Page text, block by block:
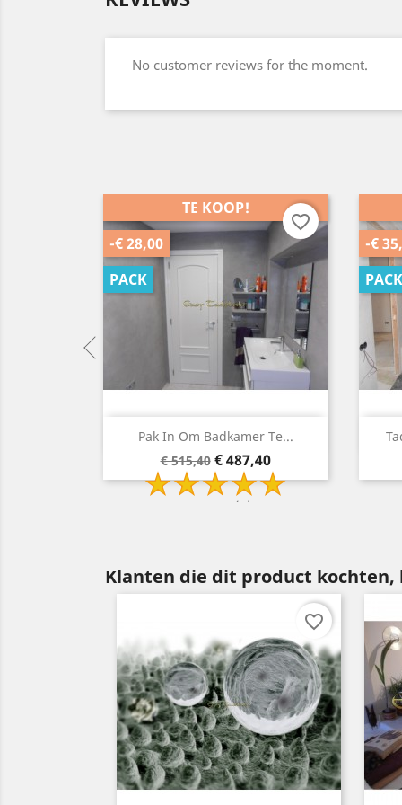
No customer reviews for the moment.
Tadelakt Pack Voor Paneel-...
Basisprijs
€ 431,53 Prijs
€ 396,53
TE KOOP!
-€ 35,00
PACK
Snelle weergave
favorite_border
-€
PACK
Klanten die dit product kochten,
favorite_border